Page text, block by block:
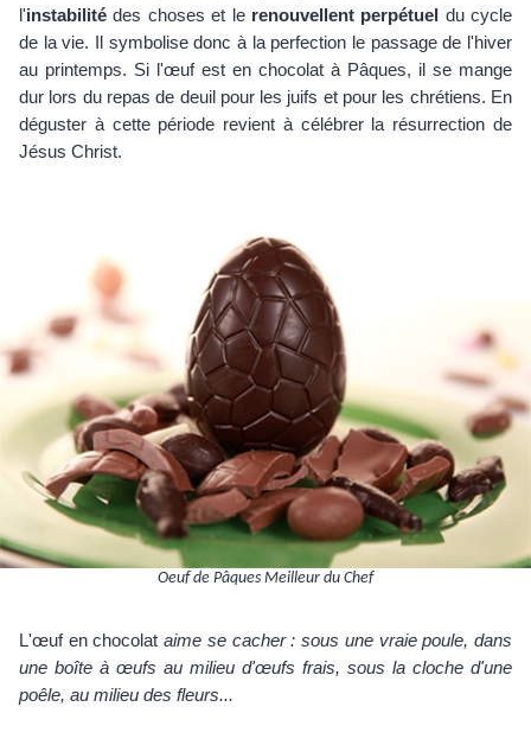
l'instabilité des choses et le renouvellent perpétuel du cycle
de la vie. Il symbolise donc à la perfection le passage de l'hiver
au printemps. Si l'œuf est en chocolat à Pâques, il se mange
dur lors du repas de deuil pour les juifs et pour les chrétiens. En
déguster à cette période revient à célébrer la résurrection de
Jésus Christ.
Oeuf de Pâques Meilleur du Chef
L'œuf en chocolataime se cacher : sous une vraie poule, dans
une boîte à œufs au milieu d'œufs frais, sous la cloche d'une
poêle, au milieu des fleurs...